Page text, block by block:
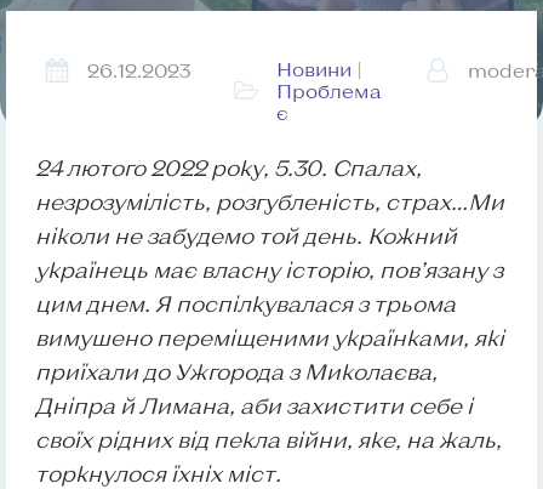
26.12.2023 Новини |
Проблема
є
24 лютого 2022 року, 5.30. Спалах,
незрозумілість, розгубленість, страх…Ми
ніколи не забудемо той день. Кожний
українець має власну історію, пов’язану з
цим днем. Я поспілкувалася з трьома
вимушено переміщеними українками, які
приїхали до Ужгорода з Миколаєва,
Дніпра й Лимана, аби захистити себе і
своїх рідних від пекла війни, яке, на жаль,
торкнулося їхніх міст.